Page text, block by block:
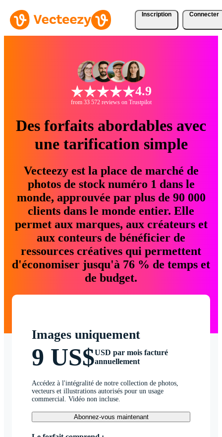
Inscription Connecter
4.9
from 33 572 reviews on Trustpilot
Des forfaits abordables avec
une tarification simple
Vecteezy est la place de marché de
photos de stock numéro 1 dans le
monde, approuvée par plus de 90 000
clients dans le monde entier. Elle
permet aux marques, aux créateurs et
aux conteurs de bénéficier de
ressources créatives qui permettent
d'économiser jusqu'à 76 % de temps et
de budget.
Images uniquement
9 US$USD par mois facturé
annuellement
Accédez à l'intégralité de notre collection de photos,
vecteurs et illustrations autorisés pour un usage
commercial. Vidéo non incluse.
Abonnez-vous maintenant